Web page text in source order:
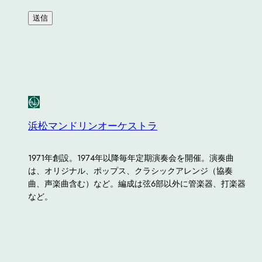
浜松マンドリンオーケストラ
1971年創設。1974年以降毎年定期演奏会を開催。演奏曲
は、オリジナル、ポップス、クラシックアレンジ（協奏
曲、声楽曲含む）など。編成は弦６部以外に管楽器、打楽器
など。